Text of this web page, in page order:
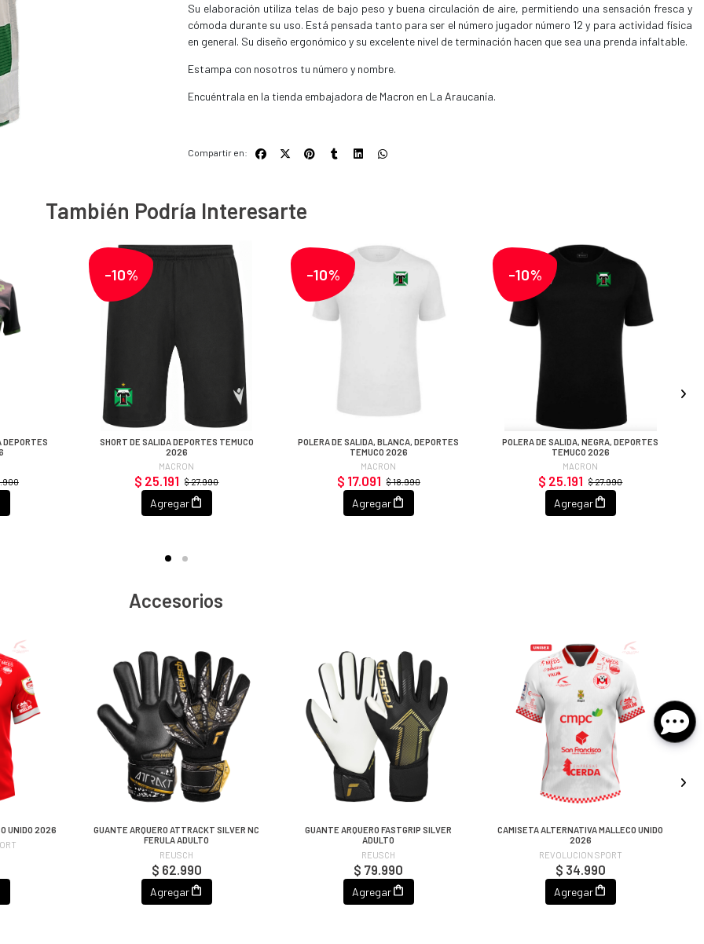
Su elaboración utiliza telas de bajo peso y buena circulación de aire, permitiendo una sensación fresca y
cómoda durante su uso. Está pensada tanto para ser el número jugador número 12 y para actividad física
en general. Su diseño ergonómico y su excelente nivel de terminación hacen que sea una prenda infaltable.
Estampa con nosotros tu número y nombre.
Encuéntrala en la tienda embajadora de Macron en La Araucanía.
Compartir en:
También Podría Interesarte
DEPORTES
-10%
SHORT DE SALIDA DEPORTES TEMUCO
2026
MACRON
$ 27.990
$ 25.191
Agregar
-10%
POLERA DE SALIDA, BLANCA, DEPORTES
TEMUCO 2026
MACRON
$ 18.990
$ 17.091
Agregar
-10%
POLERA DE SALIDA, NEGRA, DEPORTES
TEMUCO 2026
MACRON
$ 27.990
$ 25.191
Agregar
Accesorios
UNIDO 2026
GUANTE ARQUERO ATTRACKT SILVER NC
FERULA ADULTO
REUSCH
$ 62.990
Agregar
GUANTE ARQUERO FASTGRIP SILVER
ADULTO
REUSCH
$ 79.990
Agregar
CAMISETA ALTERNATIVA MALLECO UNIDO
2026
REVOLUCION SPORT
$ 34.990
Agregar